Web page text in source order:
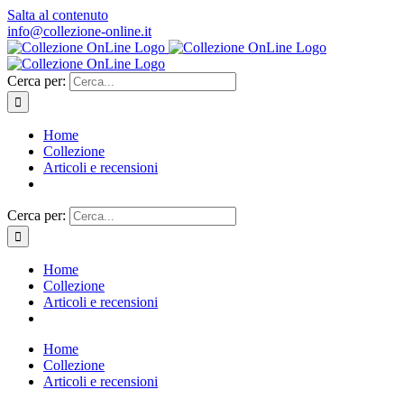
Salta al contenuto
info@collezione-online.it
Cerca per:
Home
Collezione
Articoli e recensioni
Cerca per:
Home
Collezione
Articoli e recensioni
Home
Collezione
Articoli e recensioni